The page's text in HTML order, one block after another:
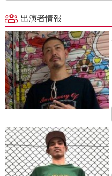
出演者情報